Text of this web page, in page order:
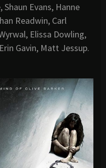
Evans, Hanne
Readwin, Carl
Elissa Dowling,
Gavin, Matt Jessup.